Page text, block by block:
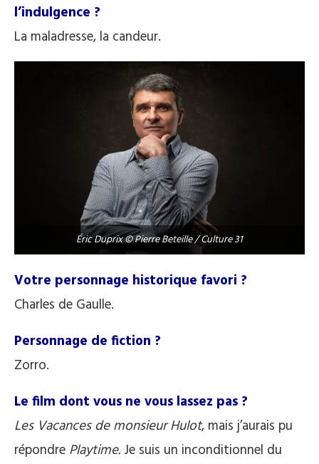
l’indulgence ?
La maladresse, la candeur.
Éric Duprix © Pierre Beteille / Culture 31
Votre personnage historique favori ?
Charles de Gaulle.
Personnage de fiction ?
Zorro.
Le film dont vous ne vous lassez pas ?
Les Vacances de monsieur Hulot, mais j’aurais pu
répondre Playtime. Je suis un inconditionnel du